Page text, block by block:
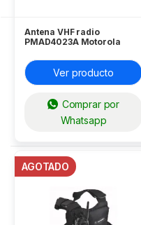
Antena VHF radio
PMAD4023A Motorola
Ver producto
Comprar por
Whatsapp
AGOTADO